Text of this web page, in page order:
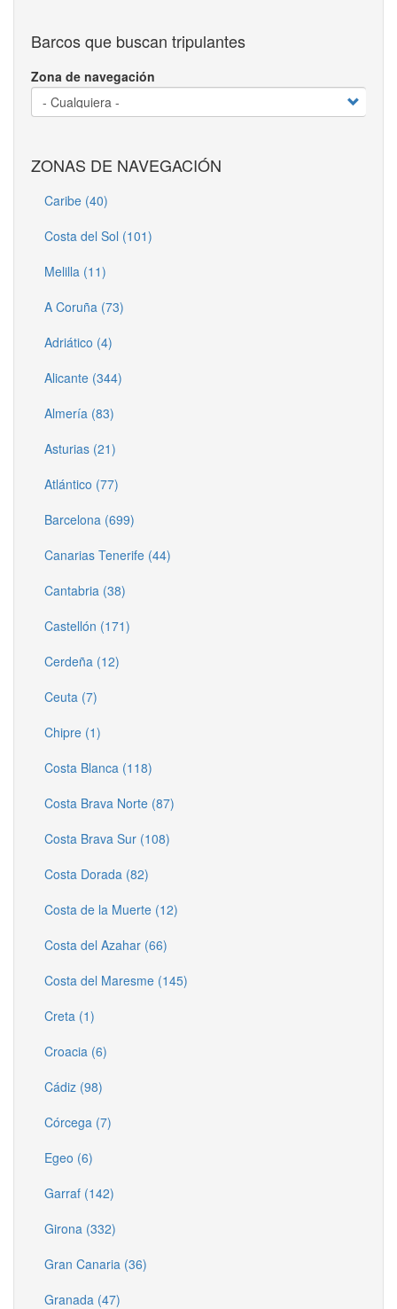
Barcos que buscan tripulantes
Zona de navegación
ZONAS DE NAVEGACIÓN
Caribe (40)
Costa del Sol (101)
Melilla (11)
A Coruña (73)
Adriático (4)
Alicante (344)
Almería (83)
Asturias (21)
Atlántico (77)
Barcelona (699)
Canarias Tenerife (44)
Cantabria (38)
Castellón (171)
Cerdeña (12)
Ceuta (7)
Chipre (1)
Costa Blanca (118)
Costa Brava Norte (87)
Costa Brava Sur (108)
Costa Dorada (82)
Costa de la Muerte (12)
Costa del Azahar (66)
Costa del Maresme (145)
Creta (1)
Croacia (6)
Cádiz (98)
Córcega (7)
Egeo (6)
Garraf (142)
Girona (332)
Gran Canaria (36)
Granada (47)